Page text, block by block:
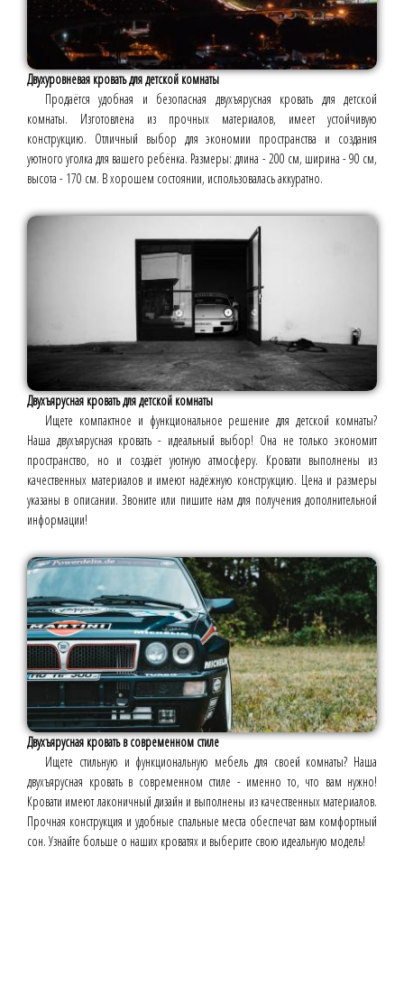
Двухуровневая кровать для детской комнаты
Продаётся удобная и безопасная двухъярусная кровать для детской
комнаты. Изготовлена из прочных материалов, имеет устойчивую
конструкцию. Отличный выбор для экономии пространства и создания
уютного уголка для вашего ребёнка. Размеры: длина - 200 см, ширина - 90 см,
высота - 170 см. В хорошем состоянии, использовалась аккуратно.
Двухъярусная кровать для детской комнаты
Ищете компактное и функциональное решение для детской комнаты?
Наша двухъярусная кровать - идеальный выбор! Она не только экономит
пространство, но и создаёт уютную атмосферу. Кровати выполнены из
качественных материалов и имеют надёжную конструкцию. Цена и размеры
указаны в описании. Звоните или пишите нам для получения дополнительной
информации!
Двухъярусная кровать в современном стиле
Ищете стильную и функциональную мебель для своей комнаты? Наша
двухъярусная кровать в современном стиле - именно то, что вам нужно!
Кровати имеют лаконичный дизайн и выполнены из качественных материалов.
Прочная конструкция и удобные спальные места обеспечат вам комфортный
сон. Узнайте больше о наших кроватях и выберите свою идеальную модель!